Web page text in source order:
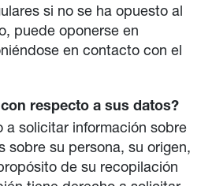
si no se ha opuesto al
puede oponerse en
en contacto con el
respecto a sus datos?
a solicitar información sobre
sobre su persona, su origen,
de su recopilación